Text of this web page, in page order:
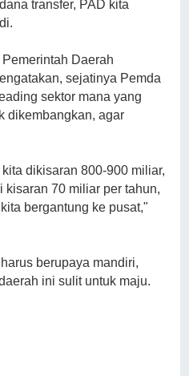
transfer, PAD kita
Daerah
sejatinya Pemda
sektor mana yang
dikembangkan, agar
dikisaran 800-900 miliar,
kisaran 70 miliar per tahun,
bergantung ke pusat,"
berupaya mandiri,
ini sulit untuk maju.